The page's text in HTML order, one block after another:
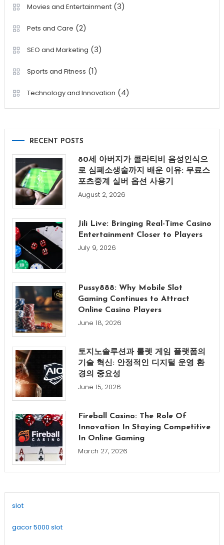
Movies and Entertainment(3)
Pets and Care (2)
SEO and Marketing (3)
Sports and Fitness (1)
Technology and Innovation (4)
RECENT POSTS
80세 아버지가 콜라티비 음성인식으
로 심폐소생술까지 배운 이유: 무료스
포츠중계 실버 옵션 사용기
August 2, 2026
Jili Live: Bringing Real-Time Casino
Entertainment Closer to Players
July 9, 2026
Pussy888: Why Mobile Slot
Gaming Continues to Attract
Online Casino Players
June 18, 2026
토지노솔루션과 룰렛 게임 플랫폼의
기술 혁신: 안정적인 디지털 운영 환
경의 중요성
June 15, 2026
Fireball Casino: The Role Of
Innovation In Staying Competitive
In Online Gaming
March 27, 2026
slot
gacor 5000 slot